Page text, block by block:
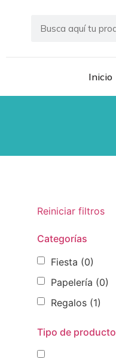
Inicio
Reiniciar filtros
Categorías
Fiesta (0)
Papelería (0)
Regalos (1)
Tipo de producto